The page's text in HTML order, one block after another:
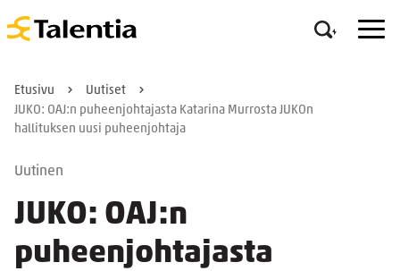
Etusivu
Uutiset
JUKO: OAJ:n puheenjohtajasta Katarina Murrosta JUKOn
hallituksen uusi puheenjohtaja
Uutinen
JUKO: OAJ:n
puheenjohtajasta